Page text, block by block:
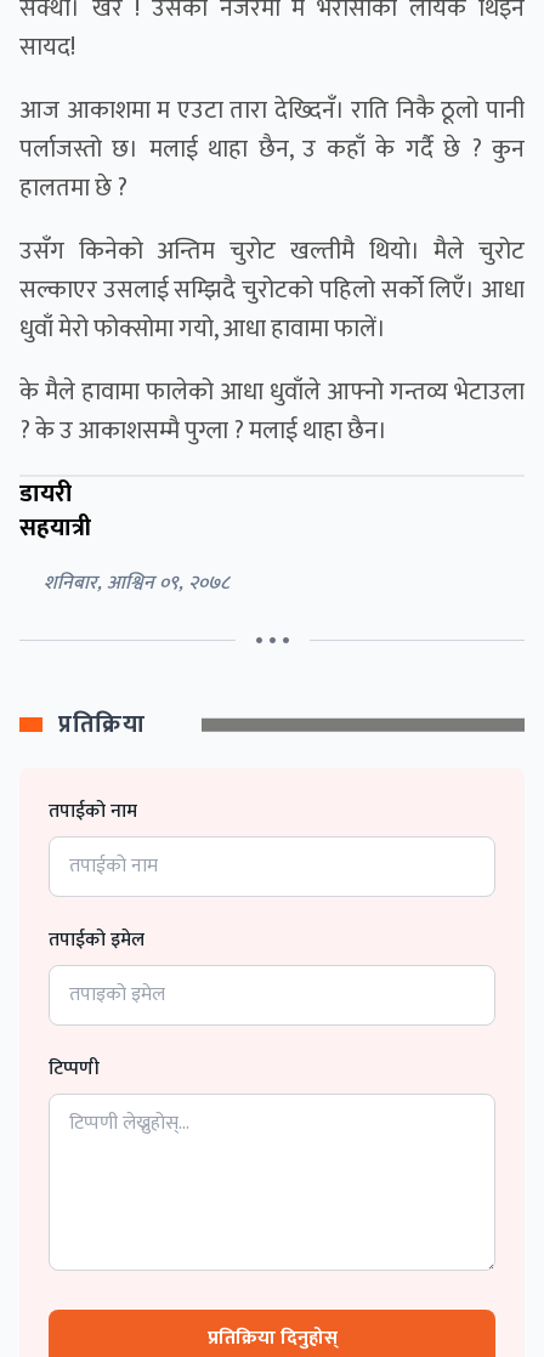
सक्थी। खैर ! उसको नजरमा म भरोसाको लायक थिइनँ
सायद!
आज आकाशमा म एउटा तारा देख्दिनँ। राति निकै ठूलो पानी
पर्लाजस्तो छ। मलाई थाहा छैन, उ कहाँ के गर्दै छे ? कुन
हालतमा छे ?
उसँग किनेको अन्तिम चुरोट खल्तीमै थियो। मैले चुरोट
सल्काएर उसलाई सम्झिदै चुरोटको पहिलो सर्को लिएँ। आधा
धुवाँ मेरो फोक्सोमा गयो, आधा हावामा फालें।
के मैले हावामा फालेको आधा धुवाँले आफ्नो गन्तव्य भेटाउला
? के उ आकाशसम्मै पुग्ला ? मलाई थाहा छैन।
डायरी
सहयात्री
शनिबार, आश्विन ०९, २०७८
• • •
प्रतिक्रिया
तपाईको नाम
तपाईको इमेल
टिप्पणी
प्रतिक्रिया दिनुहोस्